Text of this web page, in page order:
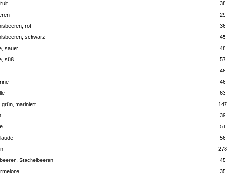
38
29
rot
36
schwarz
45
sauer
48
süß
57
46
46
63
grün, mariniert
147
39
51
56
278
Stachelbeeren
45
35